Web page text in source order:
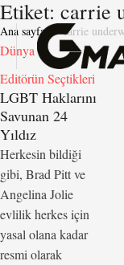
Etiket: carrie
Ana sayfa carrie
Dünya
Editörün Seçtikleri
LGBT Haklarını
Savunan 24
Yıldız
Herkesin bildiği
gibi, Brad Pitt ve
Angelina Jolie
evlilik herkes için
yasal olana kadar
resmi olarak